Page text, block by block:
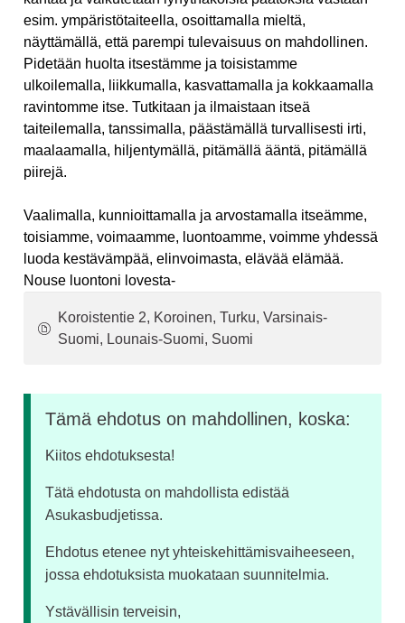
esim. ympäristötaiteella, osoittamalla mieltä,
näyttämällä, että parempi tulevaisuus on mahdollinen.
Pidetään huolta itsestämme ja toisistamme
ulkoilemalla, liikkumalla, kasvattamalla ja kokkaamalla
ravintomme itse. Tutkitaan ja ilmaistaan itseä
taiteilemalla, tanssimalla, päästämällä turvallisesti irti,
maalaamalla, hiljentymällä, pitämällä ääntä, pitämällä
piirejä.
Vaalimalla, kunnioittamalla ja arvostamalla itseämme,
toisiamme, voimaamme, luontoamme, voimme yhdessä
luoda kestävämpää, elinvoimasta, elävää elämää.
Nouse luontoni lovesta-
Koroistentie 2, Koroinen, Turku, Varsinais-
Suomi, Lounais-Suomi, Suomi
Tämä ehdotus on mahdollinen, koska:
Kiitos ehdotuksesta!
Tätä ehdotusta on mahdollista edistää
Asukasbudjetissa.
Ehdotus etenee nyt yhteiskehittämisvaiheeseen,
jossa ehdotuksista muokataan suunnitelmia.
Ystävällisin terveisin,